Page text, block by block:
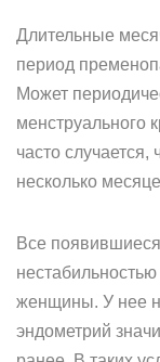
Длительные
период
Может
менструального
часто
несколько
Все
женщины. У нее
эндометрий